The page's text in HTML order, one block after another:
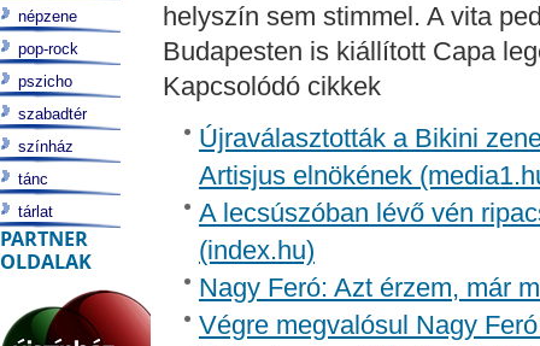
helyszín sem stimmel. A vita
Budapesten is kiállított Capa
Kapcsolódó cikkek
Újraválasztották a Bikini
Artisjus elnökének
A lecsúszóban lévő vén
(index.hu)
Nagy Feró: Azt érzem, már
Végre megvalósul Nagy
népzene
pop-rock
pszicho
szabadtér
színház
tánc
tárlat
PARTNER
OLDALAK